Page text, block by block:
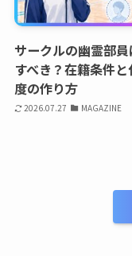
サークルの幽霊部
すべき？在籍条件と
度の作り方
2026.07.27 MAGAZINE